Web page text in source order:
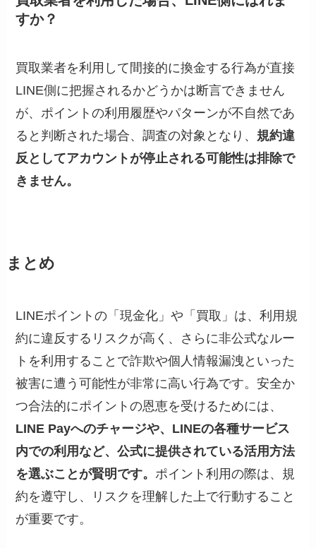
すか？
買取業者を利用して間接的に換金する行為が直接
LINE側に把握されるかどうかは断言できません
が、ポイントの利用履歴やパターンが不自然であ
ると判断された場合、調査の対象となり、 規約違
反としてアカウントが停止される可能性は排除で
きません。
まとめ
LINEポイントの「現金化」や「買取」は、利用規
約に違反するリスクが高く、さらに非公式なルー
トを利用することで詐欺や個人情報漏洩といった
被害に遭う可能性が非常に高い行為です。安全か
つ合法的にポイントの恩恵を受けるためには、
LINE Payへのチャージや、LINEの各種サービス
内での利用など、公式に提供されている活用方法
を選ぶことが賢明です。ポイント利用の際は、規
約を遵守し、リスクを理解した上で行動すること
が重要です。